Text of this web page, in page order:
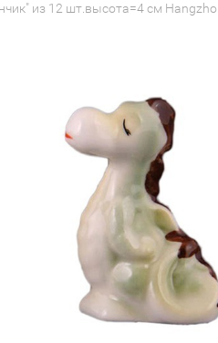
из 12 шт.высота=4 см